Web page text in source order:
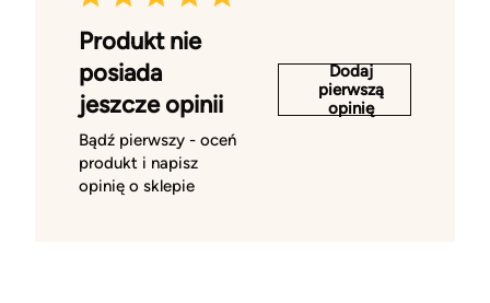
Produkt nie
posiada
jeszcze opinii
Bądź pierwszy - oceń
produkt i napisz
opinię o sklepie
Dodaj
pierwszą
opinię